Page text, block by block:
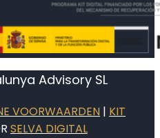
Advisory SL
VOORWAARDEN | KIT
SELVA DIGITAL